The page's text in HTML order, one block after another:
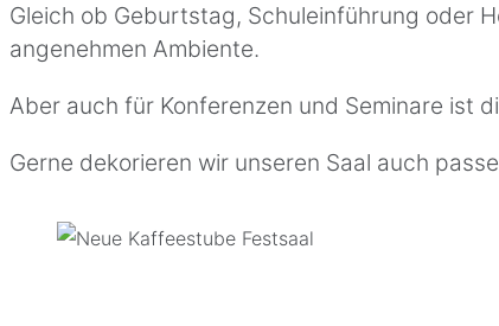
Gleich ob Geburtstag, Schuleinführung oder
angenehmen Ambiente.
Aber auch für Konferenzen und Seminare ist
Gerne dekorieren wir unseren Saal auch